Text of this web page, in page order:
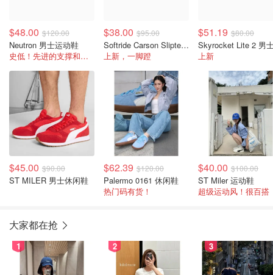
$48.00 $120.00
Neutron 男士运动鞋
史低！先进的支撑和广泛的泡沫覆盖
$38.00 $95.00
Softride Carson Sliptech 男士一脚蹬休闲鞋
上新，一脚蹬
$51.19 $80.00
上新
$45.00 $90.00
ST MILER 男士休闲鞋
$62.39 $120.00
Palermo 0161 休闲鞋
热门码有货！
$40.00 $100.00
ST Miler 运动鞋
超级运动风！很百搭
大家都在抢
1 2 3